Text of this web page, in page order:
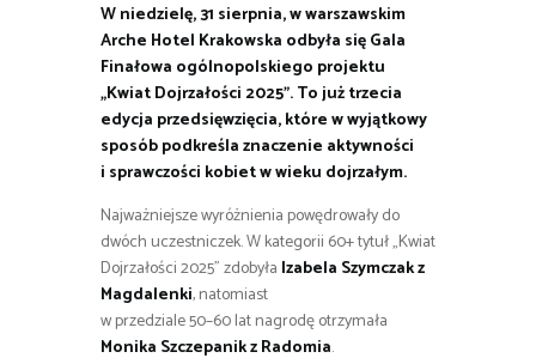
W niedzielę, 31 sierpnia, w warszawskim
Arche Hotel Krakowska odbyła się Gala
Finałowa ogólnopolskiego projektu
„Kwiat Dojrzałości 2025”. To już trzecia
edycja przedsięwzięcia, które w wyjątkowy
sposób podkreśla znaczenie aktywności
i sprawczości kobiet w wieku dojrzałym.
Najważniejsze wyróżnienia powędrowały do
dwóch uczestniczek. W kategorii 60+ tytuł „Kwiat
Dojrzałości 2025” zdobyła Izabela Szymczak z
Magdalenki, natomiast
w przedziale 50–60 lat nagrodę otrzymała
Monika Szczepanik z Radomia.